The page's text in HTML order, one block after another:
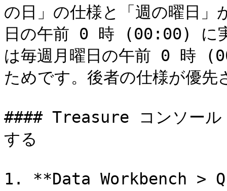
の日」の仕様と「週の曜日
日の午前 0 時 (00:00) に実
は毎週月曜日の午前 0 時
ためです。後者の仕様が優先
#### Treasure コンソール
する
1. **Data Workbench >